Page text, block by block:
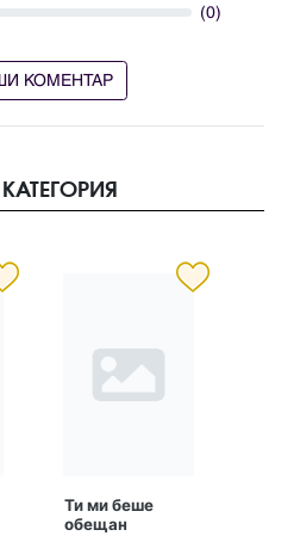
(0)
КОМЕНТАР
Ти ми беше
обещан